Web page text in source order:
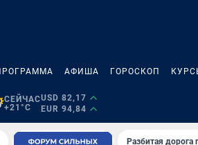
АФИША ГОРОСКОП
СЕЙЧАС
+21°C
USD 82,17
EUR 94,84
Разбитая дорога